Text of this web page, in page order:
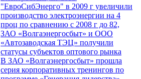
"ЕвроСибЭнерго" в 2009 г увеличили
производство электроэнергии на 4
проц по сравнению с 2008 г до 82,
ЗАО «Волгаэнергосбыт» и ООО
«Автозаводская ТЭЦ» получили
статусы субъектов оптового рынка
В ЗАО «Волгаэнергосбыт» прошла
серия корпоративных тренингов по